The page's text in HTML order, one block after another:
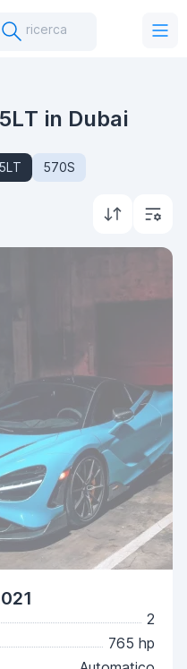
ricerca
in Dubai
570S
2
765 hp